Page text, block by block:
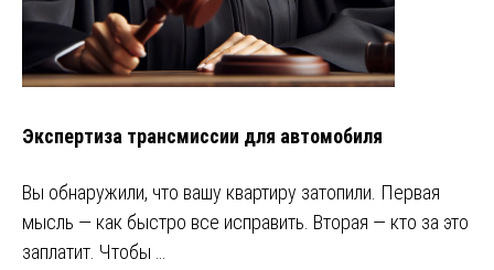
Экспертиза трансмиссии для автомобиля
Вы обнаружили, что вашу квартиру затопили. Первая
мысль — как быстро все исправить. Вторая — кто за это
заплатит. Чтобы …